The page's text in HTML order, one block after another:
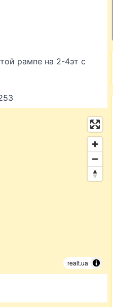
рампе на 2-4эт с
realt.ua